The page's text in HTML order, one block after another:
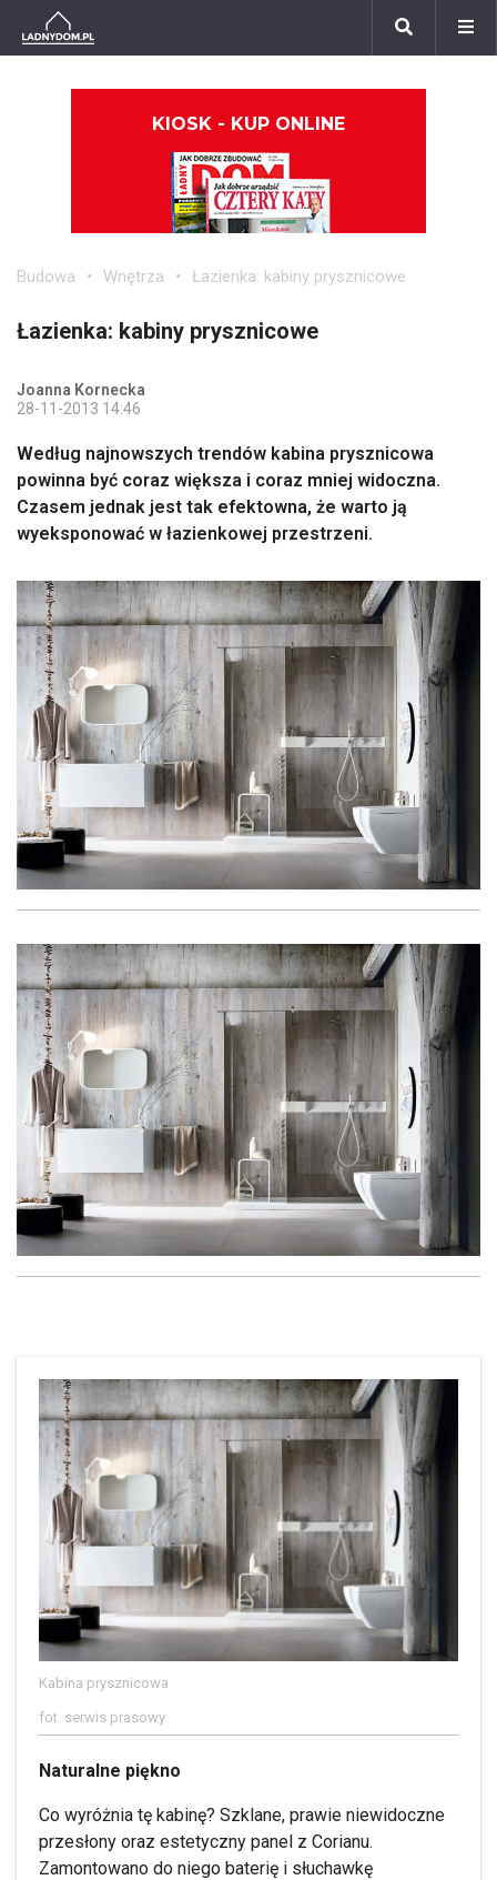
KIOSK - KUP ONLINE
Budowa Wnętrza Łazienka: kabiny prysznicowe
Łazienka: kabiny prysznicowe
Joanna Kornecka
28-11-2013 14:46
Według najnowszych trendów kabina prysznicowa
powinna być coraz większa i coraz mniej widoczna.
Czasem jednak jest tak efektowna, że warto ją
wyeksponować w łazienkowej przestrzeni.
Kabina prysznicowa
fot. serwis prasowy
Naturalne piękno
Co wyróżnia tę kabinę? Szklane, prawie niewidoczne
przesłony oraz estetyczny panel z Corianu.
Zamontowano do niego baterię i słuchawkę